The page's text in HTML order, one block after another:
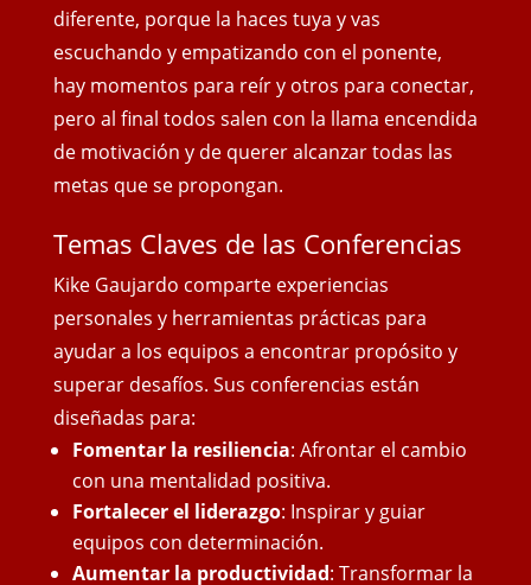
diferente, porque la haces tuya y vas
escuchando y empatizando con el ponente,
hay momentos para reír y otros para conectar,
pero al final todos salen con la llama encendida
de motivación y de querer alcanzar todas las
metas que se propongan.
Temas Claves de las Conferencias
Kike Gaujardo comparte experiencias
personales y herramientas prácticas para
ayudar a los equipos a encontrar propósito y
superar desafíos. Sus conferencias están
diseñadas para:
Fomentar la resiliencia: Afrontar el cambio
con una mentalidad positiva.
Fortalecer el liderazgo: Inspirar y guiar
equipos con determinación.
Aumentar la productividad: Transformar la